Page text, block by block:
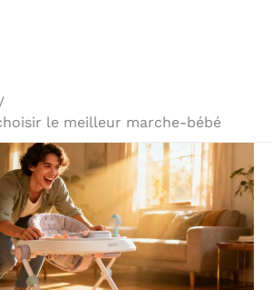
le meilleur marche-bébé